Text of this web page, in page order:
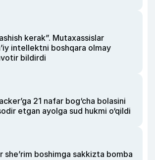
kerak”. Mutaxassislar
intellektni boshqara olmay
bildirdi
21 nafar bog‘cha bolasini
etgan ayolga sud hukmi o‘qildi
she’rim boshimga sakkizta bomba